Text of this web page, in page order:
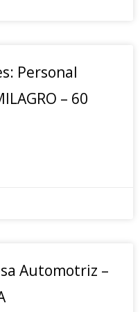
Personal
– 60
Automotriz –